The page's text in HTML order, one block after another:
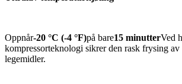
Oppnår-20 °C (-4 °F)på bare15 minutterVed
kompressorteknologi sikrer den rask frysing
legemidler.